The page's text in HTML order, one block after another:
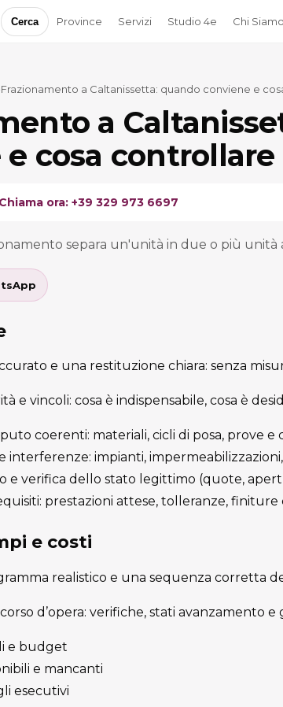
Cerca Province Servizi Studio 4e Chi Siamo
Frazionamento a Caltanissetta: quando conviene e
a
cosa controllare
Chiama ora: +39 329 973 6697
separa un'unità in due o più
e una restituzione chiara: senza
e vincoli: cosa è indispensabile, cosa è
coerenti: materiali, cicli di posa, prove e
interferenze: impianti,
e verifica dello stato legittimo (quote,
prestazioni attese, tolleranze,
e costi
realistico e una sequenza corretta
d’opera: verifiche, stati avanzamento e
e budget
e mancanti
esecutivi